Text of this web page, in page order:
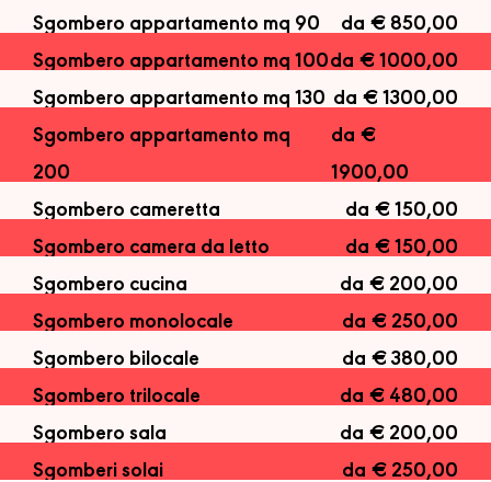
Sgombero appartamento mq 90
da € 850,00
Sgombero appartamento mq 100da € 1000,00
Sgombero appartamento mq 130 da € 1300,00
Sgombero appartamento mq
200
da €
1900,00
Sgombero cameretta
da € 150,00
Sgombero camera da letto
da € 150,00
Sgombero cucina
da € 200,00
Sgombero monolocale
da € 250,00
Sgombero bilocale
da € 380,00
Sgombero trilocale
da € 480,00
Sgombero sala
da € 200,00
Sgomberi solai
da € 250,00